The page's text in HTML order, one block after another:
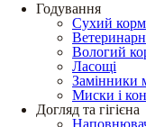
Годування
Сухий корм
Вологий
Ласощі
Замінники
Миски і
Догляд та гігієна